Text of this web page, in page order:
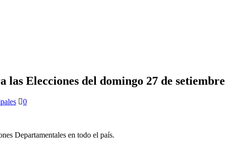
las Elecciones del domingo 27 de setiembre
0
Departamentales en todo el país.